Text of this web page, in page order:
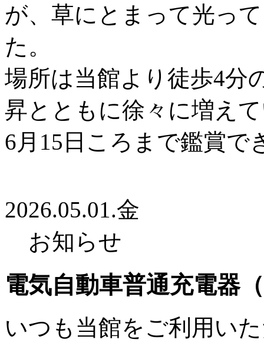
が、草にとまって光っ
た。
場所は当館より徒歩4分
昇とともに徐々に増え
6月15日ころまで鑑賞で
2026.05.01.金
お知らせ
電気自動車普通充電器
いつも当館をご利用い